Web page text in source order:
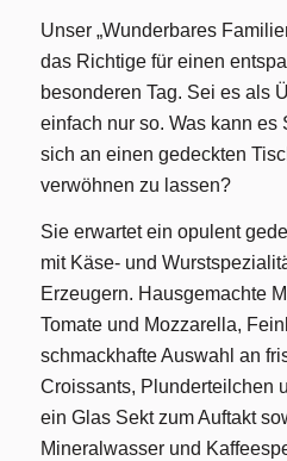
Unser „Wunderbares
das Richtige für einen
besonderen Tag. Sei es als
einfach nur so. Was kann es
sich an einen gedeckten
verwöhnen zu lassen?
Sie erwartet ein opulent
mit Käse- und
Erzeugern. Hausgemachte
Tomate und Mozzarella,
schmackhafte Auswahl an
Croissants, Plunderteilchen
ein Glas Sekt zum Auftakt
Mineralwasser und